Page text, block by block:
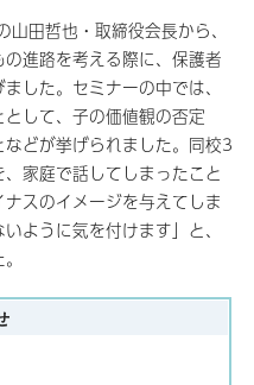
田哲也・取締役会長から、
進路を考える際に、保護者
した。セミナーの中では、
して、子の価値観の否定
どが挙げられました。同校3
家庭で話してしまったこと
スのイメージを与えてしま
ように気を付けます」と、